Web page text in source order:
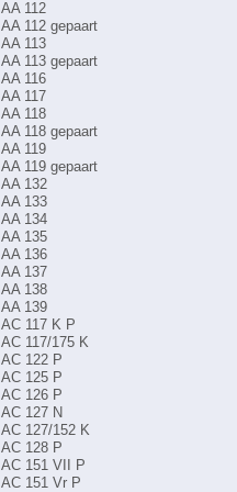
AA 112
AA 112 gepaart
AA 113
AA 113 gepaart
AA 116
AA 117
AA 118
AA 118 gepaart
AA 119
AA 119 gepaart
AA 132
AA 133
AA 134
AA 135
AA 136
AA 137
AA 138
AA 139
AC 117 K P
AC 117/175 K
AC 122 P
AC 125 P
AC 126 P
AC 127 N
AC 127/152 K
AC 128 P
AC 151 VII P
AC 151 Vr P